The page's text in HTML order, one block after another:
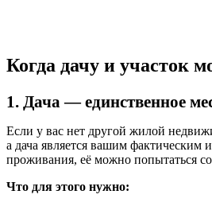
Когда дачу и участок
1. Дача — единственное
Если у вас нет другой жилой
а дача является вашим фактическим
проживания, её можно попытаться
Что для этого нужно: